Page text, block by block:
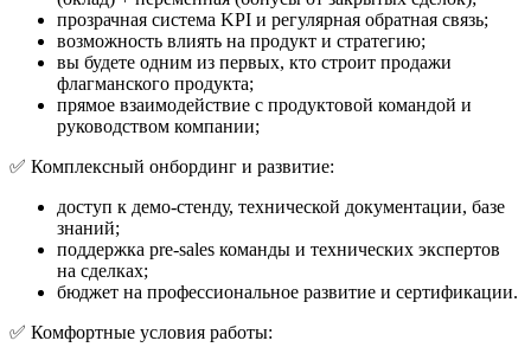
прозрачная система KPI и регулярная обратная связь;
возможность влиять на продукт и стратегию;
вы будете одним из первых, кто строит продажи
флагманского продукта;
прямое взаимодействие с продуктовой командой и
руководством компании;
✅ Комплексный онбординг и развитие:
доступ к демо-стенду, технической документации, базе
знаний;
поддержка pre-sales команды и технических экспертов
на сделках;
бюджет на профессиональное развитие и сертификации.
✅ Комфортные условия работы: